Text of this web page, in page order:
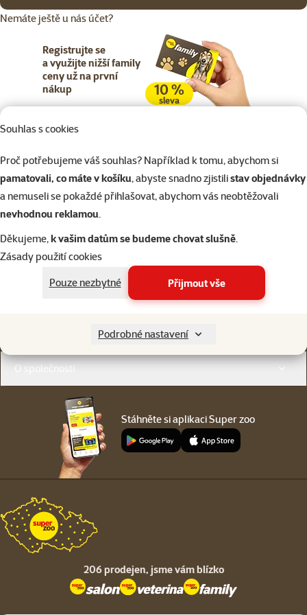
Souhlas s cookies
Proč potřebujeme váš souhlas? Například k tomu, abychom si
pamatovali, co máte v košíku, abyste snadno zjistilistav objednávky
a nemuseli se pokaždé přihlašovat, abychom vás neobtěžovali
nevhodnou reklamou.
Děkujeme,k vašim datům se budeme chovat slušně.
Zásady použití cookies
Pouze nezbytné
Přijmout vše
Podrobné nastavení
Nemáte ještě u nás účet?
Registrujte se
a využijte nižší family
ceny už na první
nákup
10 %
sleva
Napište nám
neboWhatsApp jsme vám blízko
O společnosti
Stáhněte si aplikaci Super zoo
206 prodejen, jsme vám blízko